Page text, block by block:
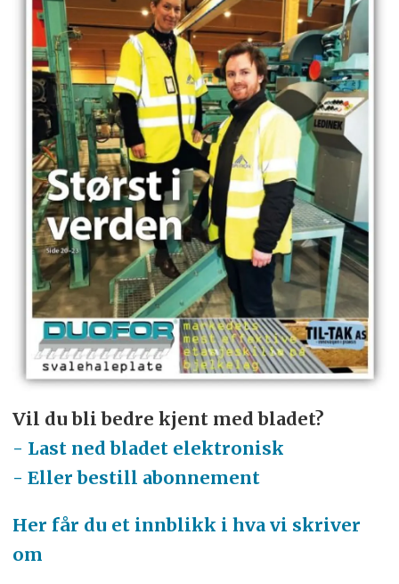
Vil du bli bedre kjent med bladet?
- Last ned bladet elektronisk
- Eller bestill abonnement
Her får du et innblikk i hva vi skriver
om